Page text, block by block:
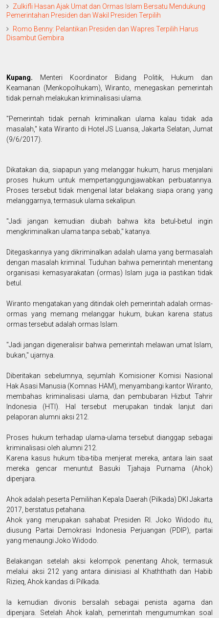
Zulkifli Hasan Ajak Umat dan Ormas Islam Bersatu Mendukung
Pemerintahan Presiden dan Wakil Presiden Terpilih
Romo Benny: Pelantikan Presiden dan Wapres Terpilih Harus
Disambut Gembira
Kupang. Menteri Koordinator Bidang Politik, Hukum dan
Keamanan (Menkopolhukam), Wiranto, menegaskan pemerintah
tidak pernah melakukan kriminalisasi ulama.
"Pemerintah tidak pernah kriminalkan ulama kalau tidak ada
masalah," kata Wiranto di Hotel JS Luansa, Jakarta Selatan, Jumat
(9/6/2017).
Dikatakan dia, siapapun yang melanggar hukum, harus menjalani
proses hukum untuk mempertanggungjawabkan perbuatannya.
Proses tersebut tidak mengenal latar belakang siapa orang yang
melanggarnya, termasuk ulama sekalipun.
"Jadi jangan kemudian diubah bahwa kita betul-betul ingin
mengkriminalkan ulama tanpa sebab," katanya.
Ditegaskannya yang dikriminalkan adalah ulama yang bermasalah
dengan masalah kriminal. Tuduhan bahwa pemerintah menentang
organisasi kemasyarakatan (ormas) Islam juga ia pastikan tidak
betul.
Wiranto mengatakan yang ditindak oleh pemerintah adalah ormas-
ormas yang memang melanggar hukum, bukan karena status
ormas tersebut adalah ormas Islam.
"Jadi jangan digeneralisir bahwa pemerintah melawan umat Islam,
bukan," ujarnya.
Diberitakan sebelumnya, sejumlah Komisioner Komisi Nasional
Hak Asasi Manusia (Komnas HAM), menyambangi kantor Wiranto,
membahas kriminalisasi ulama, dan pembubaran Hizbut Tahrir
Indonesia (HTI). Hal tersebut merupakan tindak lanjut dari
pelaporan alumni aksi 212.
Proses hukum terhadap ulama-ulama tersebut dianggap sebagai
kriminalisasi oleh alumni 212.
Karena kasus hukum tiba-tiba menjerat mereka, antara lain saat
mereka gencar menuntut Basuki Tjahaja Purnama (Ahok)
dipenjara.
Ahok adalah peserta Pemilihan Kepala Daerah (Pilkada) DKI Jakarta
2017, berstatus petahana.
Ahok yang merupakan sahabat Presiden RI. Joko Widodo itu,
diusung Partai Demokrasi Indonesia Perjuangan (PDIP), partai
yang menaungi Joko Widodo.
Belakangan setelah aksi kelompok penentang Ahok, termasuk
melalui aksi 212 yang antara diinisiasi al Khaththath dan Habib
Rizieq, Ahok kandas di Pilkada.
Ia kemudian divonis bersalah sebagai penista agama dan
dipenjara. Setelah Ahok kalah, pemerintah mengumumkan soal